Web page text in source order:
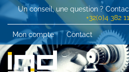
Un conseil, une question ?
+32(0)4 382
Mon compte
Contact